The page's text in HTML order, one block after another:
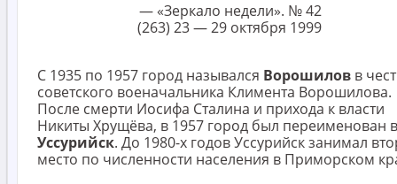
— «Зеркало недели». № 42
(263) 23 — 29 октября 1999
С 1935 по 1957 город назывался Ворошилов в
советского военачальника Климента Ворошилова.
После смерти Иосифа Сталина и прихода к власти
Никиты Хрущёва, в 1957 город был переименован в
Уссурийск. До 1980-х годов Уссурийск занимал
место по численности населения в Приморском